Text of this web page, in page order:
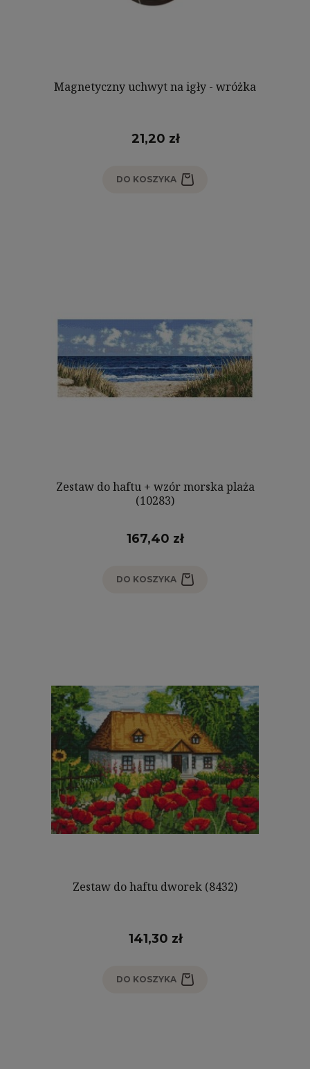
Magnetyczny uchwyt na igły - wróżka
21,20 zł
DO KOSZYKA
Zestaw do haftu + wzór morska plaża
(10283)
167,40 zł
DO KOSZYKA
Zestaw do haftu dworek (8432)
141,30 zł
DO KOSZYKA